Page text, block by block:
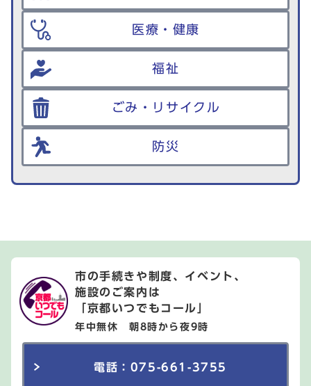
医療・健康
福祉
ごみ・リサイクル
防災
市の手続きや制度、イベント、
施設のご案内は
「京都いつでもコール」
年中無休 朝8時から夜9時
電話：075-661-3755